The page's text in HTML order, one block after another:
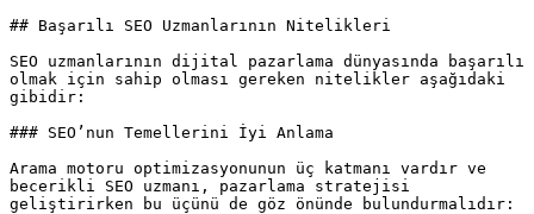
## Başarılı SEO Uzmanlarının Nitelikleri
SEO uzmanlarının dijital pazarlama dünyasında başarılı
olmak için sahip olması gereken nitelikler aşağıdaki
gibidir:
### SEO’nun Temellerini İyi Anlama
Arama motoru optimizasyonunun üç katmanı vardır ve
becerikli SEO uzmanı, pazarlama stratejisi
geliştirirken bu üçünü de göz önünde bulundurmalıdır: